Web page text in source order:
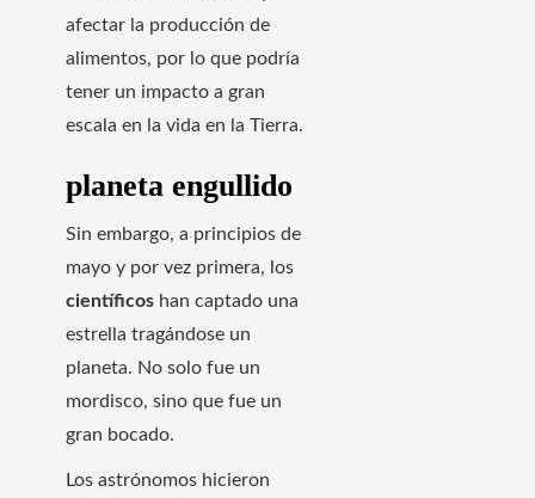
afectar la producción de
alimentos, por lo que podría
tener un impacto a gran
escala en la vida en la Tierra.
planeta engullido
Sin embargo, a principios de
mayo y por vez primera, los
científicos han captado una
estrella tragándose un
planeta. No solo fue un
mordisco, sino que fue un
gran bocado.
Los astrónomos hicieron